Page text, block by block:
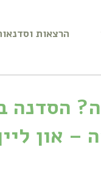
הרצאות
הסדנה
– און